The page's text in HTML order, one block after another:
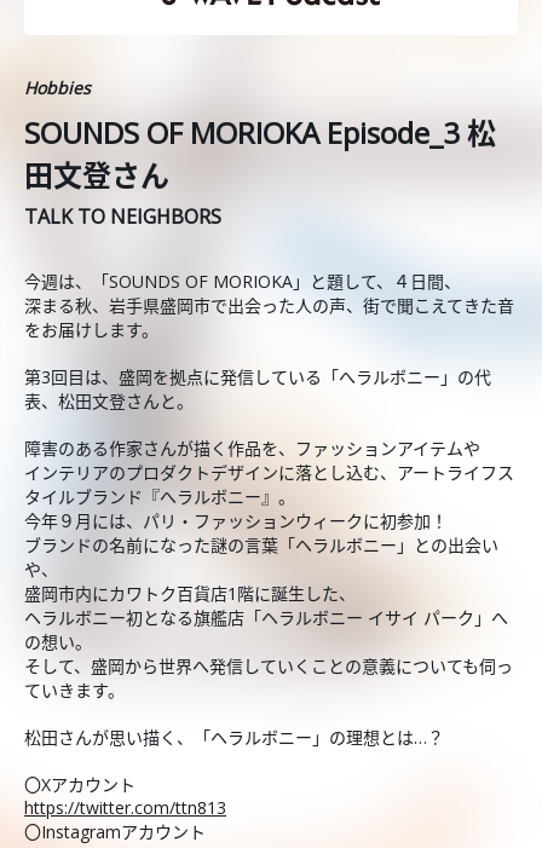
Hobbies
SOUNDS OF MORIOKA Episode_3 松
田文登さん
TALK TO NEIGHBORS
今週は、「SOUNDS OF MORIOKA」と題して、４日間、
深まる秋、岩手県盛岡市で出会った人の声、街で聞こえてきた音
をお届けします。
第3回目は、盛岡を拠点に発信している「へラルボニー」の代
表、松田文登さんと。
障害のある作家さんが描く作品を、ファッションアイテムや
インテリアのプロダクトデザインに落とし込む、アートライフス
タイルブランド『へラルボニー』。
今年９月には、パリ・ファッションウィークに初参加！
ブランドの名前になった謎の言葉「ヘラルボニー」との出会い
や、
盛岡市内にカワトク百貨店1階に誕生した、
ヘラルボニー初となる旗艦店「ヘラルボニー イサイ パーク」へ
の想い。
そして、盛岡から世界へ発信していくことの意義についても伺っ
ていきます。
松田さんが思い描く、「ヘラルボニー」の理想とは…？
〇Xアカウント
https://twitter.com/ttn813
〇Instagramアカウント